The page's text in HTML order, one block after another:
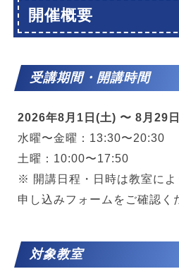
開催概要
受講期間・開講時間
2026年8月1日(土) 〜 8月29
水曜〜金曜：13:30〜20:30
土曜：10:00〜17:50
※ 開講日程・日時は教室に
申し込みフォームをご確認く
対象教室